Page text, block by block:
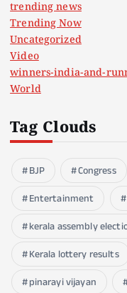
trending news
Trending Now
Uncategorized
Video
winners-india-and-
World
Tag Clouds
BJP Congress
Entertainment
kerala assembly
Kerala lottery results
pinarayi vijayan